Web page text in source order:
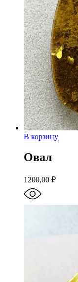
В корзину
Овал
1200,00 ₽